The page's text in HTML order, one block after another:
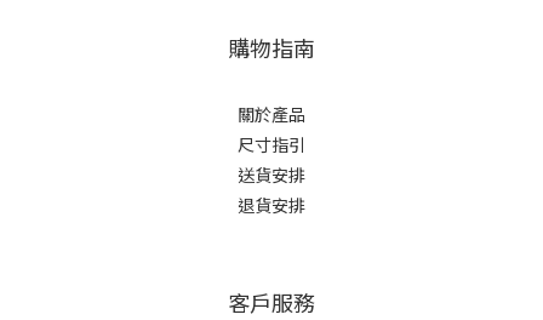
購物指南
關於產品
尺寸指引
送貨安排
退貨安排
客戶服務